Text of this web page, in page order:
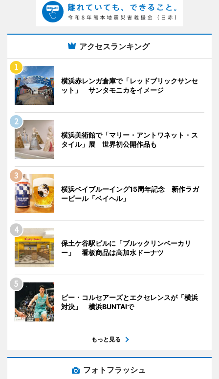
アクセスランキング
横浜赤レンガ倉庫で「レッドブリックサンセ
ット」 サンタモニカをイメージ
横浜美術館で「マリー・アントワネット・ス
タイル」展 世界初公開作品も
横浜ベイブルーイング15周年記念 新作ラガ
ービール「ベイヘル」
保土ケ谷駅ビルに「ブルックリンベーカリ
ー」 看板商品は高加水ドーナツ
ビー・コルセアーズとエクセレンスが「横浜
対決」 横浜BUNTAIで
もっと見る
フォトフラッシュ